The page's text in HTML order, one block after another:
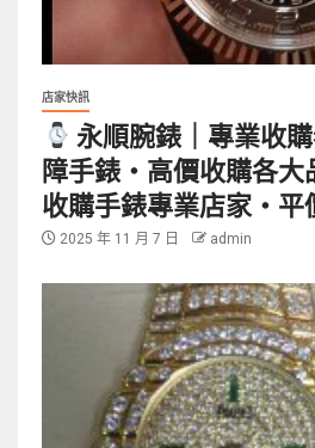
店家快訊
永順腕錶｜專業收
障手錶・高價收購各
收購手錶專業店家・平
2025 年 11 月 7 日 admin